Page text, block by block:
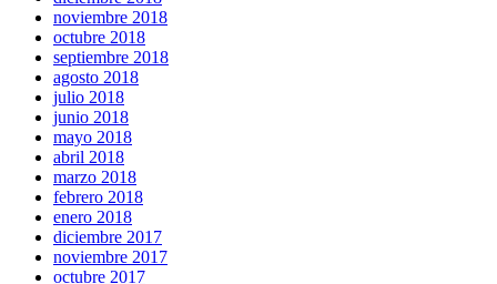
noviembre 2018
octubre 2018
septiembre 2018
agosto 2018
julio 2018
junio 2018
mayo 2018
abril 2018
marzo 2018
febrero 2018
enero 2018
diciembre 2017
noviembre 2017
octubre 2017